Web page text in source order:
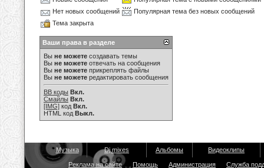
Нет новых сообщений
Популярная тема без новых сообщений
Тема закрыта
Ваши права в разделе
Вы не можете создавать темы
Вы не можете отвечать на сообщения
Вы не можете прикреплять файлы
Вы не можете редактировать сообщения
BB коды Вкл.
Смайлы Вкл.
[IMG] код Вкл.
HTML код Выкл.
Музыка Dj mixes Альбомы Видеоклипы
Реклама на сайте Помощь Администрация Служба